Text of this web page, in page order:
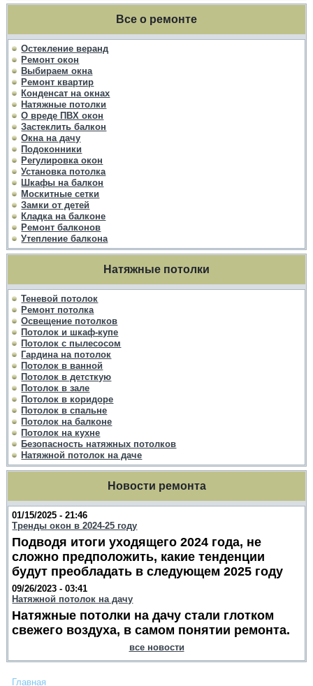
Все о ремонте
Остекление веранд
Ремонт окон
Выбираем окна
Ремонт квартир
Конденсат на окнах
Натяжные потолки
О вреде ПВХ окон
Застеклить балкон
Окна на дачу
Подоконники
Регулировка окон
Установка потолка
Шкафы на балкон
Москитные сетки
Замки от детей
Кладка на балконе
Ремонт балконов
Утепление балкона
Натяжные потолки
Теневой потолок
Ремонт потолка
Освещение потолков
Потолок и шкаф-купе
Потолок с пылесосом
Гардина на потолок
Потолок в ванной
Потолок в детсткую
Потолок в зале
Потолок в коридоре
Потолок в спальне
Потолок на балконе
Потолок на кухне
Безопасность натяжных потолков
Натяжной потолок на даче
Новости ремонта
01/15/2025 - 21:46
Тренды окон в 2024-25 году
Подводя итоги уходящего 2024 года, не
сложно предположить, какие тенденции
будут преобладать в следующем 2025 году
09/26/2023 - 03:41
Натяжной потолок на дачу
Натяжные потолки на дачу стали глотком
свежего воздуха, в самом понятии ремонта.
все новости
Главная